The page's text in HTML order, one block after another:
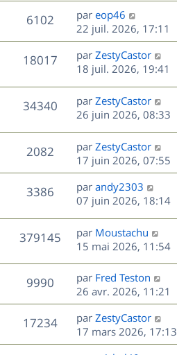
r
m
e
s
s
e
u
e
s
n
i
e
r
m
e
s
s
e
6102V
u
e
D
e
r
n
i
r
m
s
a
e
par eop46
22 juil. 2026, 17:11
18017V
u
e
s
D
e
i
e
r
m
e
s
a
g
e
par ZestyCastor
18 juil. 2026, 19:41
34340V
u
D
e
i
e
r
m
s
a
g
e
par ZestyCastor
26 juin 2026, 08:33
2082V
u
e
D
e
r
n
i
r
m
s
a
e
par ZestyCastor
17 juin 2026, 07:55
3386V
u
e
s
D
e
i
e
r
m
e
s
a
par andy2303
07 juin 2026, 18:14
379145V
u
D
e
n
i
e
r
m
e
par Moustachu
15 mai 2026, 11:54
9990V
u
e
D
e
r
n
i
e
par Fred Teston
26 avr. 2026, 11:21
17234V
u
D
e
r
par ZestyCastor
17 mars 2026, 17:13